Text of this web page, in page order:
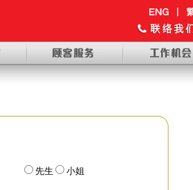
先生 小姐